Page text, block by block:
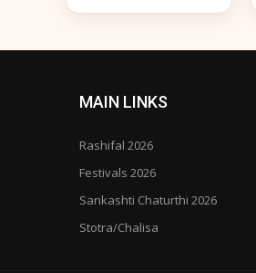
MAIN LINKS
Rashifal 2026
Festivals 2026
Sankashti Chaturthi 2026
Stotra/Chalisa